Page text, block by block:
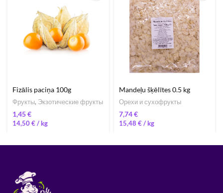
Fizālis paciņa 100g
Фрукты, Экзотические фрукты
€
14,50€/
Mandeļu šķēlītes 0.5 kg
Орехи и сухофрукты
€
15,48 € /